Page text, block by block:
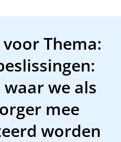
Thema:
we als
mee
worden